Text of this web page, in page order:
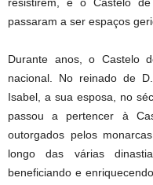
resistirem, e o Castelo
passaram a ser espaços
Durante anos, o Castelo
nacional. No reinado de
Isabel, a sua esposa, no
passou a pertencer à
outorgados pelos
longo das várias
beneficiando e